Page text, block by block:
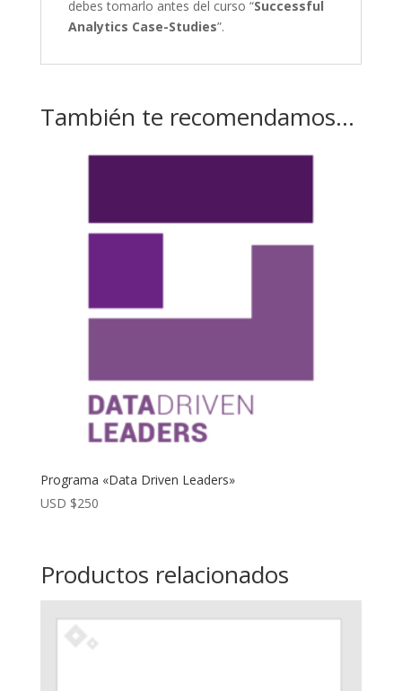
debes tomarlo antes del curso “Successful
Analytics Case-Studies”.
También te recomendamos…
Programa «Data Driven Leaders»
USD $250
Productos relacionados